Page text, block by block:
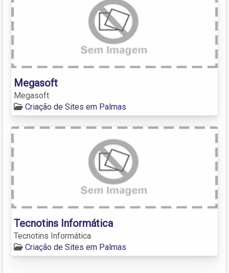
Megasoft
Megasoft
Criação de Sites em Palmas
Tecnotins Informática
Tecnotins Informática
Criação de Sites em Palmas